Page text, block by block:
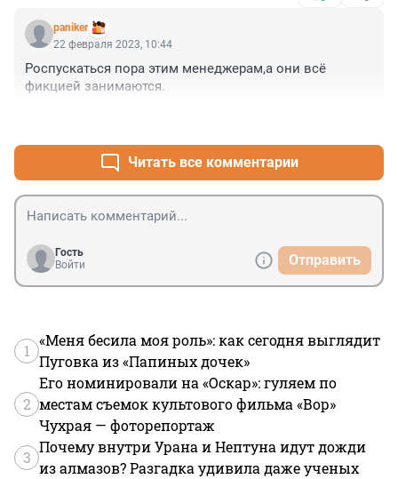
paniker
22 февраля 2023, 10:44
Роспускаться пора этим менеджерам,а они всё
фикцией занимаются.
Читать все комментарии
Гость
Войти
Отправить
1
«Меня бесила моя роль»: как сегодня выглядит
Пуговка из «Папиных дочек»
2
Его номинировали на «Оскар»: гуляем по
местам съемок культового фильма «Вор»
Чухрая — фоторепортаж
3
Почему внутри Урана и Нептуна идут дожди
из алмазов? Разгадка удивила даже ученых